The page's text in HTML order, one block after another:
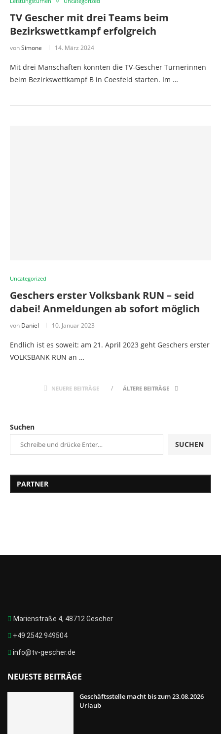
TV Gescher mit drei Teams beim
Bezirkswettkampf erfolgreich
vonSimone 14. März 2024
Mit drei Manschaften konnten die TV-Gescher Turnerinnen
beim Bezirkswettkampf B in Coesfeld starten. Im …
Uncategorized
Geschers erster Volksbank RUN – seid
dabei! Anmeldungen ab sofort möglich
von Daniel 10. Januar 2023
Endlich ist es soweit: am 21. April 2023 geht Geschers erster
VOLKSBANK RUN an …
NEUERE BEITRÄGE ÄLTERE BEITRÄGE
Suchen
SUCHEN
PARTNER
Marienstraße 4, 48712 Gescher
+49 2542 949504
info@tv-gescher.de
NEUESTE BEITRÄGE
Geschäftsstelle macht bis zum 23.08.2026
Urlaub